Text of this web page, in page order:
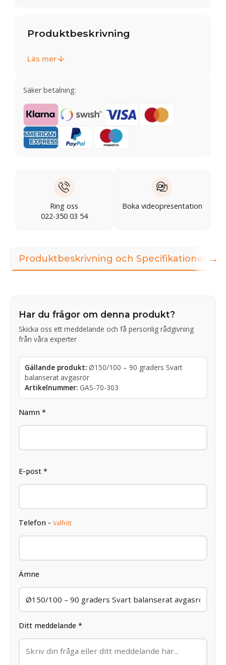
Produktbeskrivning
Läs mer
Säker betalning:
Ring oss
022-350 03 54
Boka videopresentation
Produktbeskrivning och Specifikationer
Har du frågor om denna produkt?
Skicka oss ett meddelande och få personlig rådgivning
från våra experter
Gällande produkt: Ø150/100 – 90 graders Svart
balanserat avgasrör
Artikelnummer: GAS-70-303
Namn *
E-post *
Telefon - Valfritt
Ämne
Ditt meddelande *
→